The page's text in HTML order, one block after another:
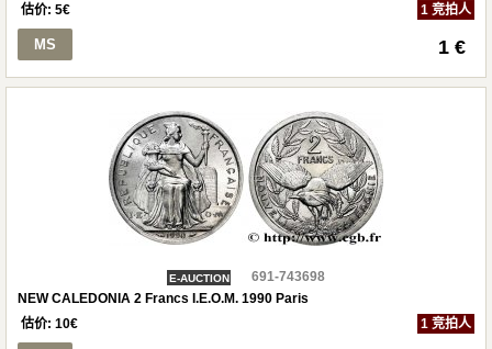
估价: 5€ 1 竞拍人
MS 1 €
E-AUCTION
691-743698
NEW CALEDONIA 2 Francs I.E.O.M. 1990 Paris
估价: 10€ 1 竞拍人